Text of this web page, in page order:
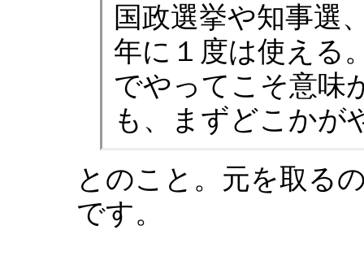
国政選挙や知事選
年に１度は使える
でやってこそ意味
も、まずどこかが
とのこと。元を取る
です。